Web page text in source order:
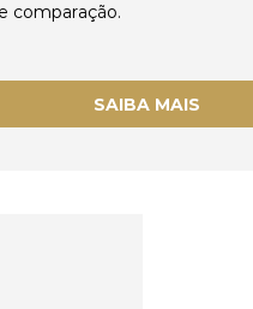
e comparação.
SAIBA MAIS